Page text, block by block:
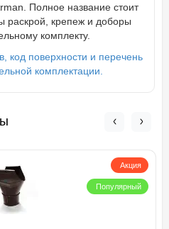
Полное название стоит
раскрой, крепеж и доборы
комплекту.
код поверхности и перечень
комплектации.
Акция
Популярный